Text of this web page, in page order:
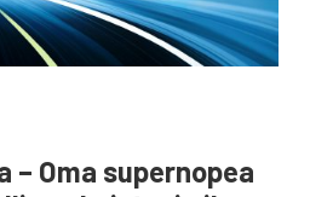
– Oma supernopea